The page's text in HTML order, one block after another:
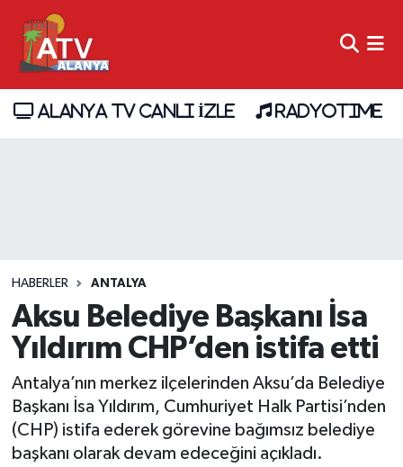
ALANYA TV CANLI İZLE RADYOTIME
HABERLER ANTALYA
Aksu Belediye Başkanı İsa
Yıldırım CHP’den istifa etti
Antalya’nın merkez ilçelerinden Aksu’da Belediye
Başkanı İsa Yıldırım, Cumhuriyet Halk Partisi’nden
(CHP) istifa ederek görevine bağımsız belediye
başkanı olarak devam edeceğini açıkladı.